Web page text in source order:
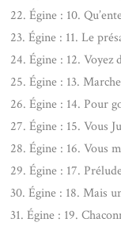
22. Égine : 10.
23. Égine : 11. Le
24. Égine : 12. Voyez
25. Égine : 13.
26. Égine : 14. Pour
27. Égine : 15. Vous
28. Égine : 16. Vous
29. Égine : 17.
30. Égine : 18. Mais
31. Égine : 19.